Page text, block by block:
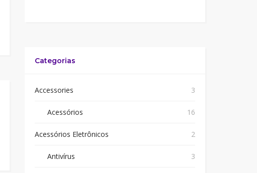
Categorias
Accessories 3
Acessórios 16
Acessórios Eletrônicos 2
Antivírus 3